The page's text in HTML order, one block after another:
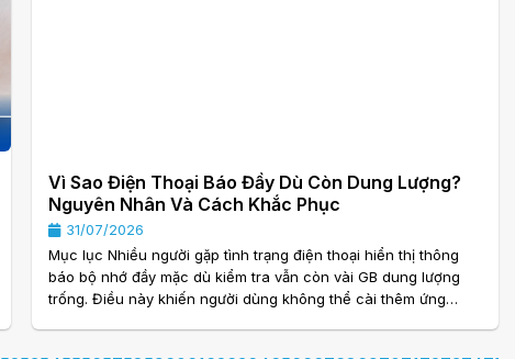
Vì Sao Điện Thoại Báo Đầy Dù Còn Dung Lượng?
Nguyên Nhân Và Cách Khắc Phục
31/07/2026
Mục lục Nhiều người gặp tình trạng điện thoại hiển thị thông
báo bộ nhớ đầy mặc dù kiểm tra vẫn còn vài GB dung lượng
trống. Điều này khiến người dùng không thể cài thêm ứng